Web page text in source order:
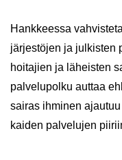
Hank­kees­sa
jär­jes­tö­jen ja jul­kis­ten
hoi­ta­jien ja lä­heis­ten
pal­ve­lu­pol­ku aut­taa
sai­ras ih­mi­nen
kai­den pal­ve­lu­jen